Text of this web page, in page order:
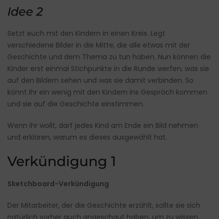
Idee 2
Setzt euch mit den Kindern in einen Kreis. Legt
verschiedene Bilder in die Mitte, die alle etwas mit der
Geschichte und dem Thema zu tun haben. Nun können die
Kinder erst einmal Stichpunkte in die Runde werfen, was sie
auf den Bildern sehen und was sie damit verbinden. So
könnt ihr ein wenig mit den Kindern ins Gespräch kommen
und sie auf die Geschichte einstimmen.
Wenn ihr wollt, darf jedes Kind am Ende ein Bild nehmen
und erklären, warum es dieses ausgewählt hat.
Verkündigung 1
Sketchboard-Verkündigung
Der Mitarbeiter, der die Geschichte erzählt, sollte sie sich